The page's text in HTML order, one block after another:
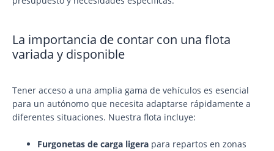
La importancia de contar con una flota
variada y disponible
Tener acceso a una amplia gama de vehículos es esencial
para un autónomo que necesita adaptarse rápidamente a
diferentes situaciones. Nuestra flota incluye:
Furgonetas de carga ligera para repartos en zonas